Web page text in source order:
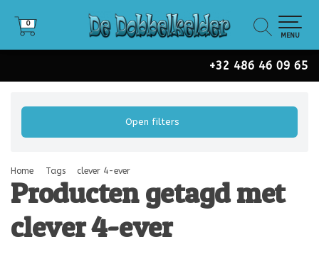
+32 486 46 09 65
0
0
MENU
Open filters
Home Tags clever 4-ever
Producten getagd met
clever 4-ever